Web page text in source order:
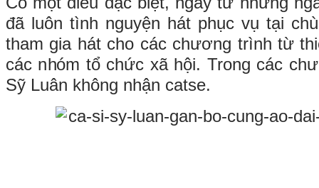
đã luôn tình nguyện hát phục vụ tại
tham gia hát cho các chương trình từ
các nhóm tổ chức xã hội. Trong các
Sỹ Luân không nhận catse.